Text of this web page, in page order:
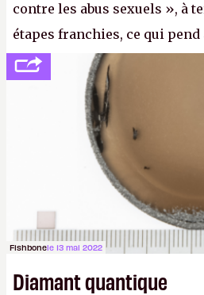
contre les abus sexuels », à
étapes franchies, ce qui pend
internautes est à n'en point
de l’identification obligatoire
http://cpc.cx/AH432N1
-
Fishbonele 13 mai 2022
Diamant quantique